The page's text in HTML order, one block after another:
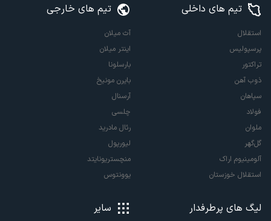
تیم های داخلی
استقلال
پرسپولیس
تراکتور
ذوب آهن
سپاهان
فولاد
ملوان
گل‌گهر
آلومینیوم اراک
استقلال خوزستان
تیم های خارجی
آث میلان
اینتر میلان
بارسلونا
بایرن مونیخ
آرسنال
چلسی
رئال مادرید
لیورپول
منچستریونایتد
یوونتوس
لیگ های پرطرفدار سایر